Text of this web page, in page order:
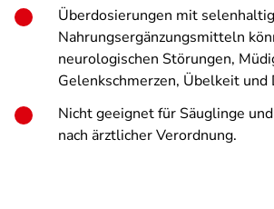
Überdosierungen mit
Nahrungsergänzungsmitteln
neurologischen Störungen,
Gelenkschmerzen, Übelkeit und
Nicht geeignet für Säuglinge
nach ärztlicher Verordnung.